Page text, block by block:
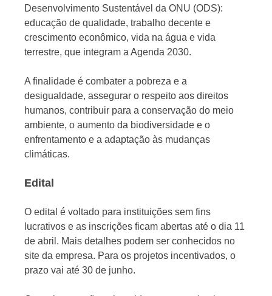
Desenvolvimento Sustentável da ONU (ODS):
educação de qualidade, trabalho decente e
crescimento econômico, vida na água e vida
terrestre, que integram a Agenda 2030.
A finalidade é combater a pobreza e a
desigualdade, assegurar o respeito aos direitos
humanos, contribuir para a conservação do meio
ambiente, o aumento da biodiversidade e o
enfrentamento e a adaptação às mudanças
climáticas.
Edital
O edital é voltado para instituições sem fins
lucrativos e as inscrições ficam abertas até o dia 11
de abril. Mais detalhes podem ser conhecidos no
site da empresa. Para os projetos incentivados, o
prazo vai até 30 de junho.